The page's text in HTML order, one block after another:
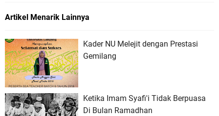
Artikel Menarik Lainnya
Kader NU Melejit dengan Prestasi
Gemilang
Ketika Imam Syafi'i Tidak Berpuasa
Di Bulan Ramadhan